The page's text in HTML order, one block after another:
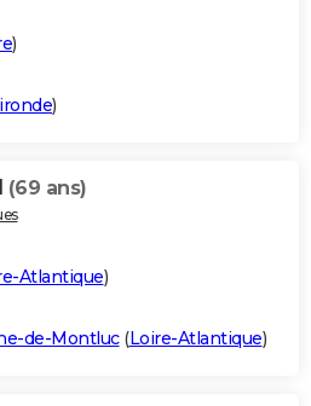
)
)
(69 ans)
Atlantique)
de-Montluc(Loire-Atlantique)